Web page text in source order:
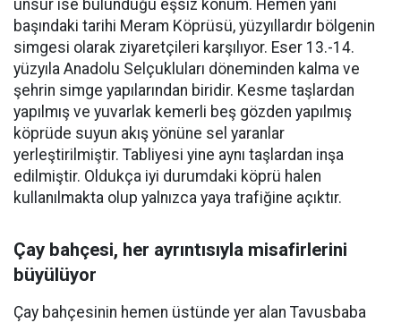
unsur ise bulunduğu eşsiz konum. Hemen yanı
başındaki tarihi Meram Köprüsü, yüzyıllardır bölgenin
simgesi olarak ziyaretçileri karşılıyor. Eser 13.-14.
yüzyıla Anadolu Selçukluları döneminden kalma ve
şehrin simge yapılarından biridir. Kesme taşlardan
yapılmış ve yuvarlak kemerli beş gözden yapılmış
köprüde suyun akış yönüne sel yaranlar
yerleştirilmiştir. Tabliyesi yine aynı taşlardan inşa
edilmiştir. Oldukça iyi durumdaki köprü halen
kullanılmakta olup yalnızca yaya trafiğine açıktır.
Çay bahçesi, her ayrıntısıyla misafirlerini
büyülüyor
Çay bahçesinin hemen üstünde yer alan Tavusbaba